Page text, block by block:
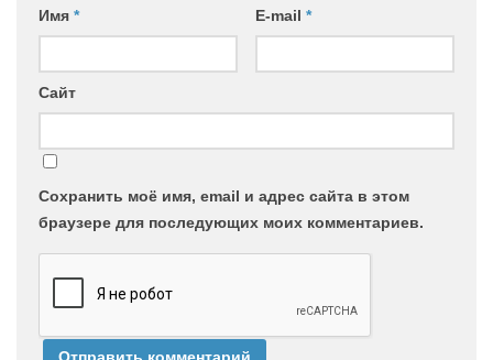
Имя * E-mail *
Сайт
Сохранить моё имя, email и адрес сайта в этом
браузере для последующих моих комментариев.